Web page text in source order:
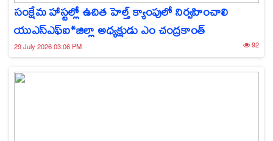
సంక్షేమ హాస్టల్లో ఉచిత హెల్త్ క్యాంపులో నిర్వహించాలి
యుఎస్ఎఫ్ఐ*జిల్లా అధ్యక్షుడు ఎం చంద్రకాంత్
29 July 2026 03:06 PM 92